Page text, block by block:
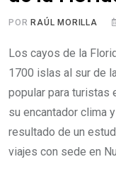
POR RAÚL MORILLA
Los cayos de la
1700 islas al sur de
popular para turistas
su encantador clima
resultado de un
viajes con sede en